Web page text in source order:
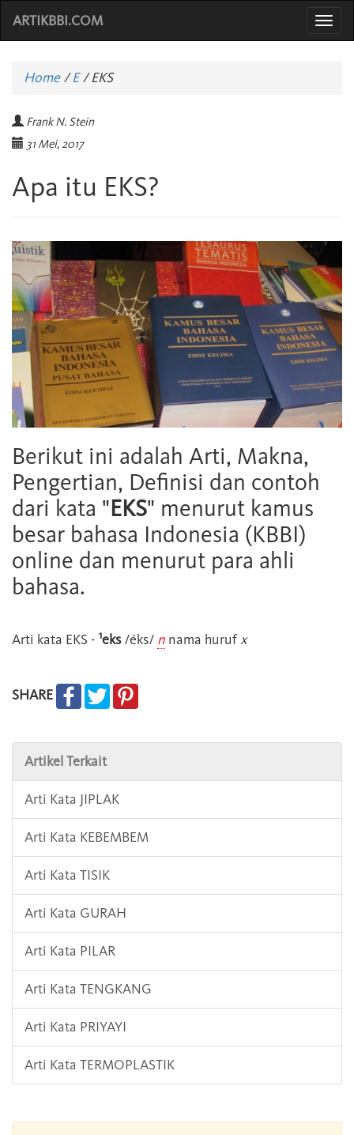
ARTIKBBI.COM
Home/E /EKS
Frank N. Stein
31 Mei, 2017
Apa itu EKS?
Berikut ini adalah Arti, Makna,
Pengertian, Definisi dan contoh
dari kata "EKS" menurut kamus
besar bahasa Indonesia (KBBI)
online dan menurut para ahli
bahasa.
Arti kata EKS - 1eks/éks/ n nama hurufx
SHARE
Artikel Terkait
Arti Kata JIPLAK
Arti Kata KEBEMBEM
Arti Kata TISIK
Arti Kata GURAH
Arti Kata PILAR
Arti Kata TENGKANG
Arti Kata PRIYAYI
Arti Kata TERMOPLASTIK